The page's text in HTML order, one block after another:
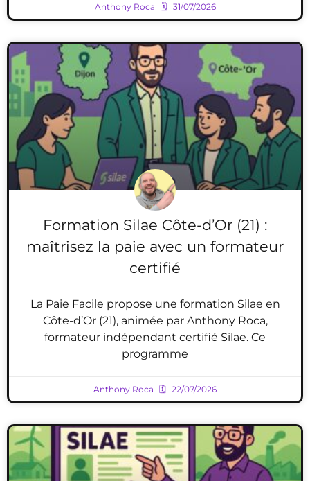
Anthony Roca 31/07/2026
Formation Silae Côte-d’Or (21) :
maîtrisez la paie avec un formateur
certifié
La Paie Facile propose une formation Silae en
Côte-d’Or (21), animée par Anthony Roca,
formateur indépendant certifié Silae. Ce
programme
Anthony Roca 22/07/2026